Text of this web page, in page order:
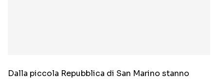
Dalla piccola Repubblica di San Marino stanno